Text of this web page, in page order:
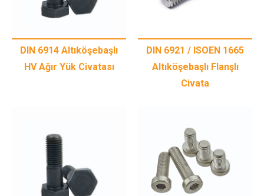
DIN 6914 Altıköşebaşlı
HV Ağır Yük Civatası
DIN 6921 / ISOEN 1665
Altıköşebaşlı Flanşlı
Civata